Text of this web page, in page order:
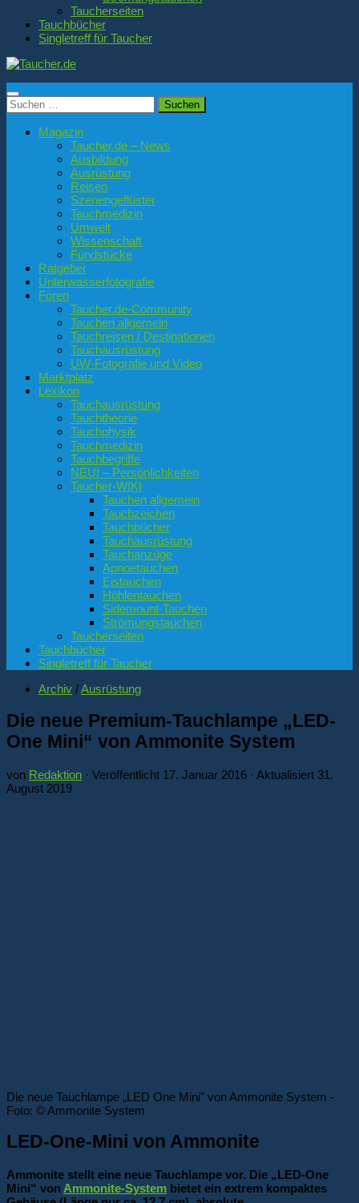
Taucherseiten
Tauchbücher
Singletreff für Taucher
Suchen
nach:
Magazin
Taucher.de – News
Ausbildung
Ausrüstung
Reisen
Szenengeflüster
Tauchmedizin
Umwelt
Wissenschaft
Fundstücke
Ratgeber
Unterwasserfotografie
Foren
Taucher.de-Community
Tauchen allgemein
Tauchreisen / Destinationen
Tauchausrüstung
UW-Fotografie und Video
Marktplatz
Lexikon
Tauchausrüstung
Tauchtheorie
Tauchphysik
Tauchmedizin
Tauchbegriffe
NEU! – Persönlichkeiten
Taucher-WIKI
Tauchen allgemein
Tauchzeichen
Tauchbücher
Tauchausrüstung
Tauchanzüge
Apnoetauchen
Eistauchen
Höhlentauchen
Sidemount-Tauchen
Strömungstauchen
Taucherseiten
Tauchbücher
Singletreff für Taucher
Archiv /Ausrüstung
Die neue Premium-Tauchlampe „LED-
One Mini“ von Ammonite System
von Redaktion · Veröffentlicht 17. Januar 2016 · Aktualisiert 31.
August 2019
Die neue Tauchlampe „LED One Mini" von Ammonite System -
Foto: © Ammonite System
LED-One-Mini von Ammonite
Ammonite stellt eine neue Tauchlampe vor. Die „LED-One
Mini“ von Ammonite-System bietet ein extrem kompaktes